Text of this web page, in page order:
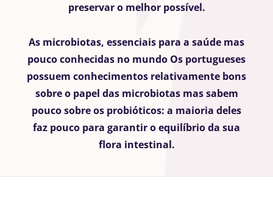
preservar o melhor possível.
As microbiotas, essenciais para a saúde mas
pouco conhecidas no mundo Os portugueses
possuem conhecimentos relativamente bons
sobre o papel das microbiotas mas sabem
pouco sobre os probióticos: a maioria deles
faz pouco para garantir o equilíbrio da sua
flora intestinal.